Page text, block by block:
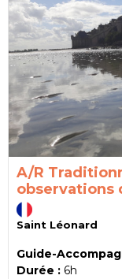
A/R
observations
Saint Léonard
Guide-
Durée : 6h